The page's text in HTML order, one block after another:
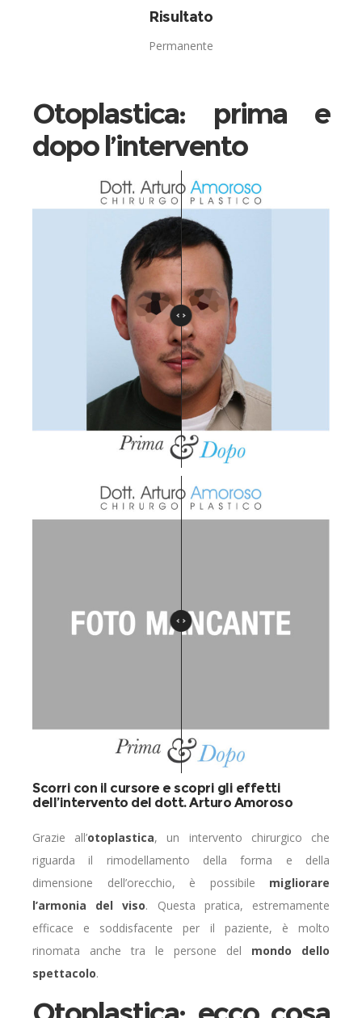
Risultato
Permanente
Otoplastica: prima e
dopo l’intervento
Scorri con il cursore e scopri gli effetti
dell’intervento del dott. Arturo Amoroso
Grazie all’otoplastica, un intervento chirurgico che
riguarda il rimodellamento della forma e della
dimensione dell’orecchio, è possibile migliorare
l’armonia del viso. Questa pratica, estremamente
efficace e soddisfacente per il paziente, è molto
rinomata anche tra le persone del mondo dello
spettacolo.